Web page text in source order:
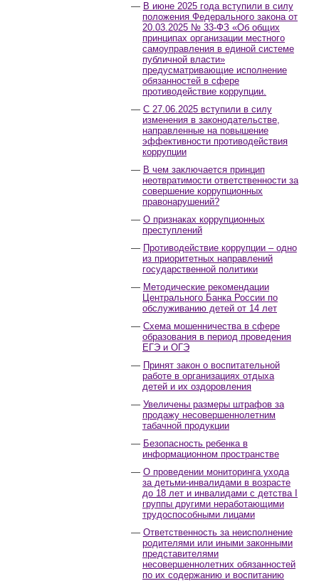
В июне 2025 года вступили в силу
положения Федерального закона от
20.03.2025 № 33-ФЗ «Об общих
принципах организации местного
самоуправления в единой системе
публичной власти»
предусматривающие исполнение
обязанностей в сфере
противодействие коррупции.
С 27.06.2025 вступили в силу
изменения в законодательстве,
направленные на повышение
эффективности противодействия
коррупции
В чем заключается принцип
неотвратимости ответственности за
совершение коррупционных
правонарушений?
О признаках коррупционных
преступлений
Противодействие коррупции – одно
из приоритетных направлений
государственной политики
Методические рекомендации
Центрального Банка России по
обслуживанию детей от 14 лет
Схема мошенничества в сфере
образования в период проведения
ЕГЭ и ОГЭ
Принят закон о воспитательной
работе в организациях отдыха
детей и их оздоровления
Увеличены размеры штрафов за
продажу несовершеннолетним
табачной продукции
Безопасность ребенка в
информационном пространстве
О проведении мониторинга ухода
за детьми-инвалидами в возрасте
до 18 лет и инвалидами с детства I
группы другими неработающими
трудоспособными лицами
Ответственность за неисполнение
родителями или иными законными
представителями
несовершеннолетних обязанностей
по их содержанию и воспитанию